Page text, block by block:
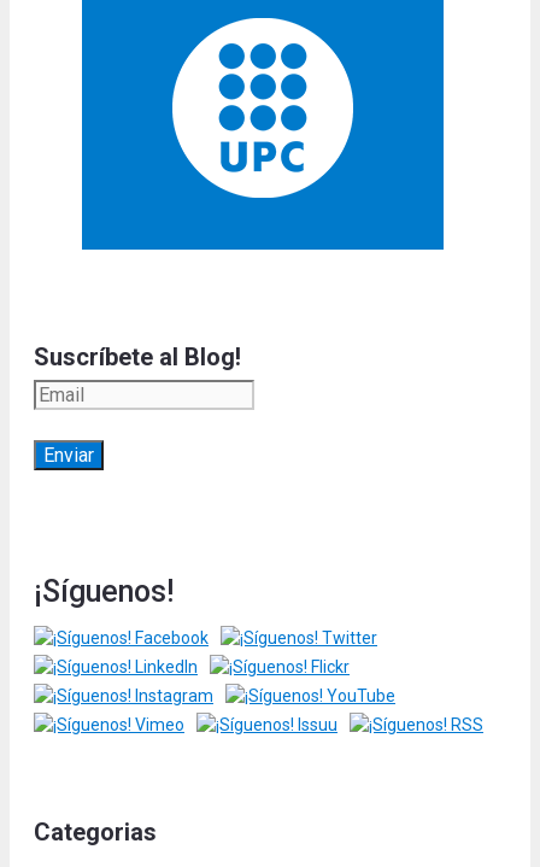
Suscríbete al Blog!
¡Síguenos!
Categorias